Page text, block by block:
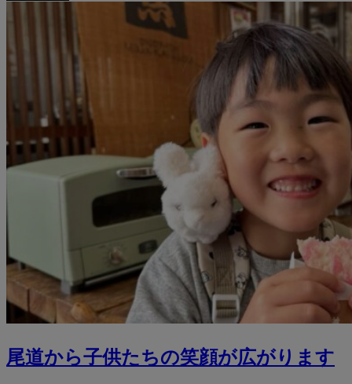
尾道から子供たちの笑顔が広がります